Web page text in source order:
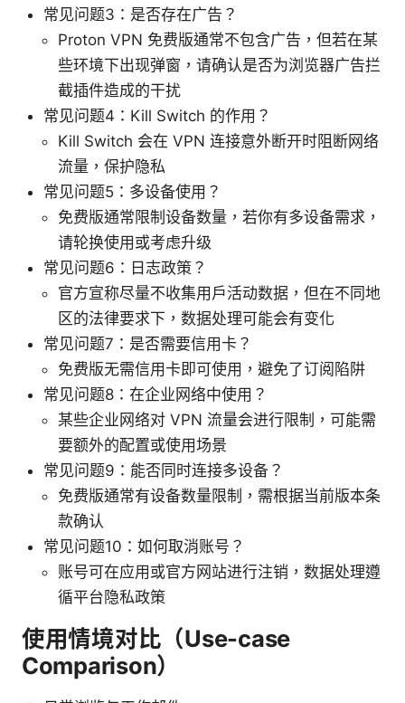
常见问题3：是否存在广告？
Proton VPN 免费版通常不包含广告，但若在某
些环境下出现弹窗，请确认是否为浏览器广告拦
截插件造成的干扰
常见问题4：Kill Switch 的作用？
Kill Switch 会在 VPN 连接意外断开时阻断网络
流量，保护隐私
常见问题5：多设备使用？
免费版通常限制设备数量，若你有多设备需求，
请轮换使用或考虑升级
常见问题6：日志政策？
官方宣称尽量不收集用户活动数据，但在不同地
区的法律要求下，数据处理可能会有变化
常见问题7：是否需要信用卡？
免费版无需信用卡即可使用，避免了订阅陷阱
常见问题8：在企业网络中使用？
某些企业网络对 VPN 流量会进行限制，可能需
要额外的配置或使用场景
常见问题9：能否同时连接多设备？
免费版通常有设备数量限制，需根据当前版本条
款确认
常见问题10：如何取消账号？
账号可在应用或官方网站进行注销，数据处理遵
循平台隐私政策
使用情境对比（Use-case
Comparison）